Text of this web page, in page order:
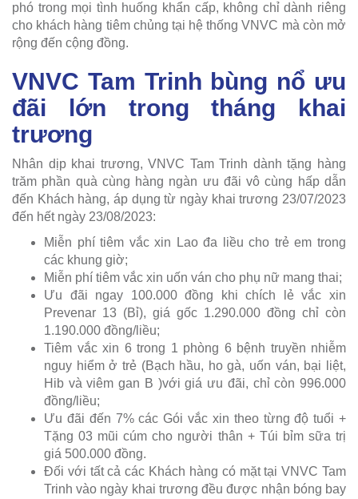
phó trong mọi tình huống khẩn cấp, không chỉ dành riêng
cho khách hàng tiêm chủng tại hệ thống VNVC mà còn mở
rộng đến cộng đồng.
VNVC Tam Trinh bùng nổ ưu
đãi lớn trong tháng khai
trương
Nhân dịp khai trương, VNVC Tam Trinh dành tặng hàng
trăm phần quà cùng hàng ngàn ưu đãi vô cùng hấp dẫn
đến Khách hàng, áp dụng từ ngày khai trương 23/07/2023
đến hết ngày 23/08/2023:
Miễn phí tiêm vắc xin Lao đa liều cho trẻ em trong
các khung giờ;
Miễn phí tiêm vắc xin uốn ván cho phụ nữ mang thai;
Ưu đãi ngay 100.000 đồng khi chích lẻ vắc xin
Prevenar 13 (Bỉ), giá gốc 1.290.000 đồng chỉ còn
1.190.000 đồng/liều;
Tiêm vắc xin 6 trong 1 phòng 6 bệnh truyền nhiễm
nguy hiểm ở trẻ (Bạch hầu, ho gà, uốn ván, bại liệt,
Hib và viêm gan B )với giá ưu đãi, chỉ còn 996.000
đồng/liều;
Ưu đãi đến 7% các Gói vắc xin theo từng độ tuổi +
Tặng 03 mũi cúm cho người thân + Túi bỉm sữa trị
giá 500.000 đồng.
Đối với tất cả các Khách hàng có mặt tại VNVC Tam
Trinh vào ngày khai trương đều được nhận bóng bay